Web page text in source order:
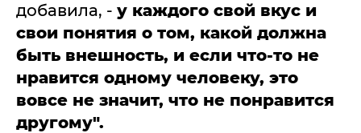
добавила, - у каждого свой вкус и
свои понятия о том, какой должна
быть внешность, и если что-то не
нравится одному человеку, это
вовсе не значит, что не понравится
другому".